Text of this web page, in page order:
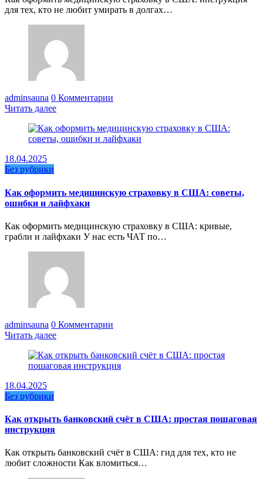
для тех, кто не любит умирать в долгах…
adminsauna 0 Комментарии
Читать далее
18.04.2025
Без рубрики
Как оформить медицинскую страховку в США: советы,
ошибки и лайфхаки
Как оформить медицинскую страховку в США: кривые,
грабли и лайфхаки У нас есть ЧАТ по…
adminsauna 0 Комментарии
Читать далее
18.04.2025
Без рубрики
Как открыть банковский счёт в США: простая пошаговая
инструкция
Как открыть банковский счёт в США: гид для тех, кто не
любит сложности Как вломиться…